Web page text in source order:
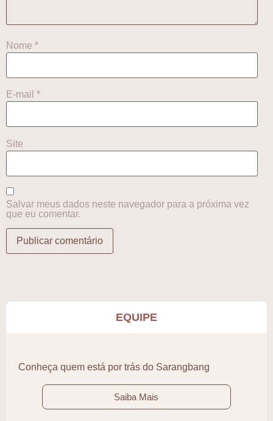
Nome *
E-mail *
Site
Salvar meus dados neste navegador para a próxima vez
que eu comentar.
EQUIPE
Conheça quem está por trás do Sarangbang
Saiba Mais